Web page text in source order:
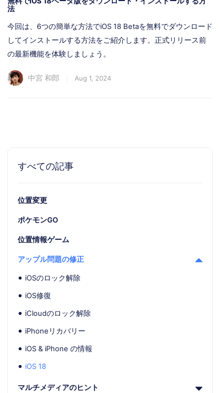
すべての記事
位置変更
ポケモンGO
位置情報ゲーム
アップル問題の修正
iOSのロック解除
iOS修復
iCloudのロック解除
iPhoneリカバリー
iOS & iPhone の情報
iOS 18
マルチメディアのヒント
法
今回は、6つの簡単な方法でiOS 18 Betaを無料でダウンロード
してインストールする方法をご紹介します。正式リリース前
の最新機能を体験しましょう。
中宮 和郎 Aug 1, 2024